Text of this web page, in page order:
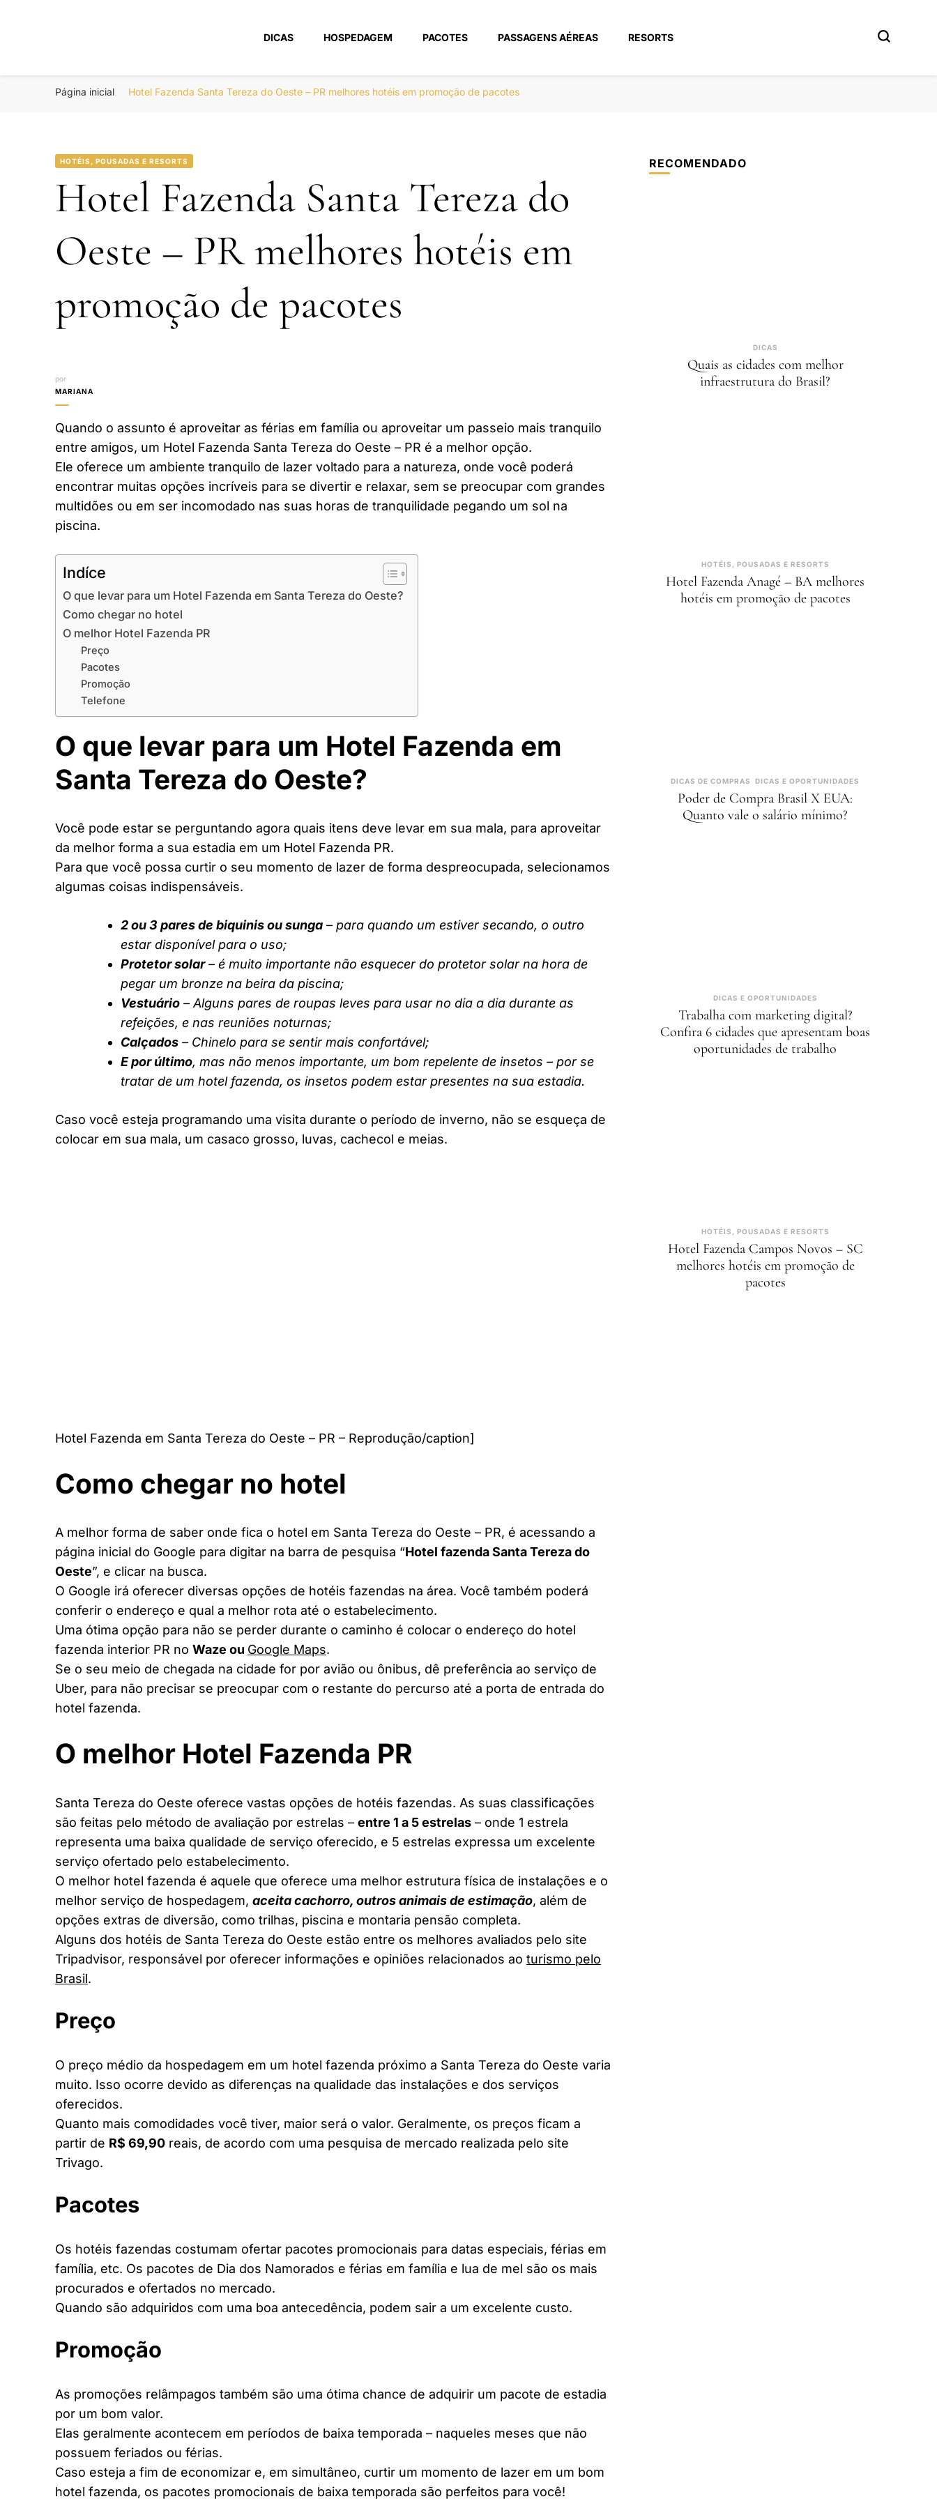
Portal Boa Viagem
DICAS HOSPEDAGEM PACOTES PASSAGENS AÉREAS RESORTS
Página inicial Hotel Fazenda Santa Tereza do Oeste – PR melhores hotéis em promoção de pacotes
HOTÉIS, POUSADAS E RESORTS
Hotel Fazenda Santa Tereza do
Oeste – PR melhores hotéis em
promoção de pacotes
por
MARIANA
Quando o assunto é aproveitar as férias em família ou aproveitar um passeio mais tranquilo
entre amigos, um Hotel Fazenda Santa Tereza do Oeste – PR é a melhor opção.
Ele oferece um ambiente tranquilo de lazer voltado para a natureza, onde você poderá
encontrar muitas opções incríveis para se divertir e relaxar, sem se preocupar com grandes
multidões ou em ser incomodado nas suas horas de tranquilidade pegando um sol na
piscina.
Indíce
O que levar para um Hotel Fazenda em Santa Tereza do Oeste?
Como chegar no hotel
O melhor Hotel Fazenda PR
Preço
Pacotes
Promoção
Telefone
O que levar para um Hotel Fazenda em
Santa Tereza do Oeste?
Você pode estar se perguntando agora quais itens deve levar em sua mala, para aproveitar
da melhor forma a sua estadia em um Hotel Fazenda PR.
Para que você possa curtir o seu momento de lazer de forma despreocupada, selecionamos
algumas coisas indispensáveis.
2 ou 3 pares de biquinis ou sunga – para quando um estiver secando, o outro
estar disponível para o uso;
Protetor solar– é muito importante não esquecer do protetor solar na hora de
pegar um bronze na beira da piscina;
Vestuário – Alguns pares de roupas leves para usar no dia a dia durante as
refeições, e nas reuniões noturnas;
Calçados – Chinelo para se sentir mais confortável;
E por último, mas não menos importante, um bom repelente de insetos – por se
tratar de um hotel fazenda, os insetos podem estar presentes na sua estadia.
Caso você esteja programando uma visita durante o período de inverno, não se esqueça de
colocar em sua mala, um casaco grosso, luvas, cachecol e meias.
Hotel Fazenda em Santa Tereza do Oeste – PR – Reprodução/caption]
Como chegar no hotel
A melhor forma de saber onde fica o hotel em Santa Tereza do Oeste – PR, é acessando a
página inicial do Google para digitar na barra de pesquisa “Hotel fazenda Santa Tereza do
Oeste”, e clicar na busca.
O Google irá oferecer diversas opções de hotéis fazendas na área. Você também poderá
conferir o endereço e qual a melhor rota até o estabelecimento.
Uma ótima opção para não se perder durante o caminho é colocar o endereço do hotel
fazenda interior PR no Waze ou Google Maps.
Se o seu meio de chegada na cidade for por avião ou ônibus, dê preferência ao serviço de
Uber, para não precisar se preocupar com o restante do percurso até a porta de entrada do
hotel fazenda.
O melhor Hotel Fazenda PR
Santa Tereza do Oeste oferece vastas opções de hotéis fazendas. As suas classificações
são feitas pelo método de avaliação por estrelas – entre 1 a 5 estrelas – onde 1 estrela
representa uma baixa qualidade de serviço oferecido, e 5 estrelas expressa um excelente
serviço ofertado pelo estabelecimento.
O melhor hotel fazenda é aquele que oferece uma melhor estrutura física de instalações e o
melhor serviço de hospedagem, aceita cachorro, outros animais de estimação, além de
opções extras de diversão, como trilhas, piscina e montaria pensão completa.
Alguns dos hotéis de Santa Tereza do Oeste estão entre os melhores avaliados pelo site
Tripadvisor, responsável por oferecer informações e opiniões relacionados ao turismo pelo
Brasil.
Preço
O preço médio da hospedagem em um hotel fazenda próximo a Santa Tereza do Oeste varia
muito. Isso ocorre devido as diferenças na qualidade das instalações e dos serviços
oferecidos.
Quanto mais comodidades você tiver, maior será o valor. Geralmente, os preços ficam a
partir de R$ 69,90 reais, de acordo com uma pesquisa de mercado realizada pelo site
Trivago.
Pacotes
Os hotéis fazendas costumam ofertar pacotes promocionais para datas especiais, férias em
família, etc. Os pacotes de Dia dos Namorados e férias em família e lua de mel são os mais
procurados e ofertados no mercado.
Quando são adquiridos com uma boa antecedência, podem sair a um excelente custo.
Promoção
As promoções relâmpagos também são uma ótima chance de adquirir um pacote de estadia
por um bom valor.
Elas geralmente acontecem em períodos de baixa temporada – naqueles meses que não
possuem feriados ou férias.
Caso esteja a fim de economizar e, em simultâneo, curtir um momento de lazer em um bom
hotel fazenda, os pacotes promocionais de baixa temporada são perfeitos para você!
RECOMENDADO
DICAS
Quais as cidades com melhor
infraestrutura do Brasil?
HOTÉIS, POUSADAS E RESORTS
Hotel Fazenda Anagé – BA melhores
hotéis em promoção de pacotes
DICAS DE COMPRAS DICAS E OPORTUNIDADES
Poder de Compra Brasil X EUA:
Quanto vale o salário mínimo?
DICAS E OPORTUNIDADES
Trabalha com marketing digital?
Confira 6 cidades que apresentam boas
oportunidades de trabalho
HOTÉIS, POUSADAS E RESORTS
Hotel Fazenda Campos Novos – SC
melhores hotéis em promoção de
pacotes